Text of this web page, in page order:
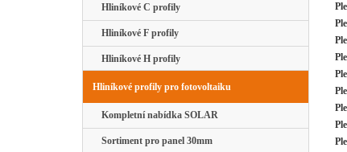
Hliníkové C profily
Hliníkové F profily
Hliníkové H profily
Hliníkové profily pro fotovoltaiku
Kompletní nabídka SOLAR
Sortiment pro panel 30mm